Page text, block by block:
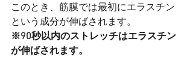
このとき、筋膜では最初にエラスチン
という成分が伸ばされます。
※90秒以内のストレッチはエラスチン
が伸ばされます。